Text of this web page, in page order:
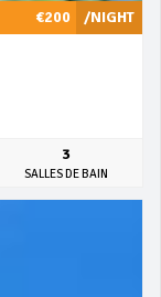
/NIGHT
€200
3
SALLES DE BAIN